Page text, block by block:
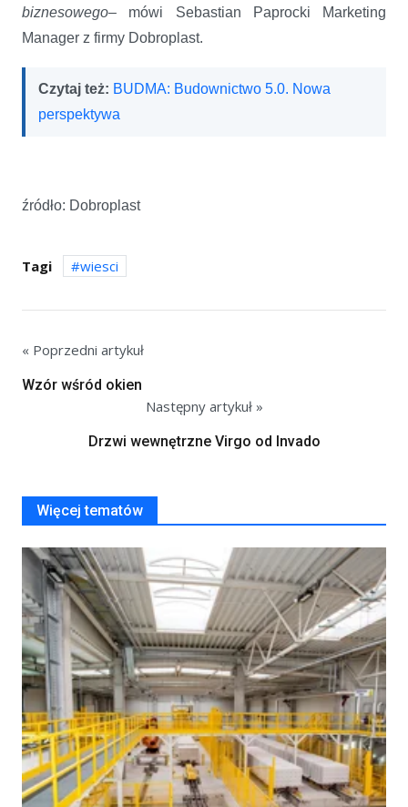
biznesowego– mówi Sebastian Paprocki Marketing
Manager z firmy Dobroplast.
Czytaj też: BUDMA: Budownictwo 5.0. Nowa
perspektywa
źródło: Dobroplast
Tagi wiesci
« Poprzedni artykuł
Wzór wśród okien
Następny artykuł »
Drzwi wewnętrzne Virgo od Invado
Więcej tematów